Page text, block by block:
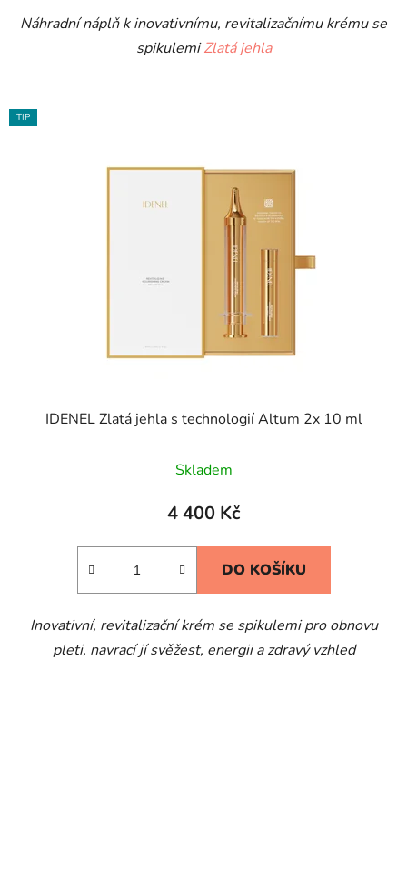
Náhradní náplň k inovativnímu, revitalizačnímu krému se
spikulemi Zlatá jehla
TIP
IDENEL Zlatá jehla s technologií Altum 2x 10 ml
Skladem
4 400 Kč
DO KOŠÍKU
Inovativní, revitalizační krém se spikulemi pro obnovu
pleti, navrací jí svěžest, energii a zdravý vzhled